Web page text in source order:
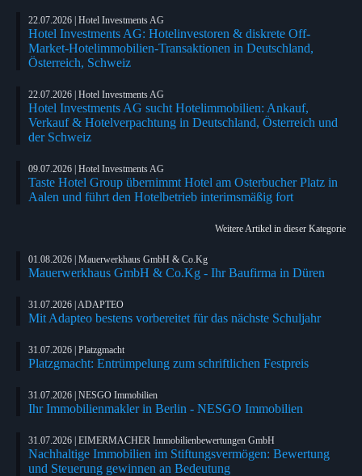
22.07.2026 | Hotel Investments AG
Hotel Investments AG: Hotelinvestoren & diskrete Off-
Market-Hotelimmobilien-Transaktionen in Deutschland,
Österreich, Schweiz
22.07.2026 | Hotel Investments AG
Hotel Investments AG sucht Hotelimmobilien: Ankauf,
Verkauf & Hotelverpachtung in Deutschland, Österreich und
der Schweiz
09.07.2026 | Hotel Investments AG
Taste Hotel Group übernimmt Hotel am Osterbucher Platz in
Aalen und führt den Hotelbetrieb interimsmäßig fort
Weitere Artikel in dieser Kategorie
01.08.2026 | Mauerwerkhaus GmbH & Co.Kg
Mauerwerkhaus GmbH & Co.Kg - Ihr Baufirma in Düren
31.07.2026 | ADAPTEO
Mit Adapteo bestens vorbereitet für das nächste Schuljahr
31.07.2026 | Platzgmacht
Platzgmacht: Entrümpelung zum schriftlichen Festpreis
31.07.2026 | NESGO Immobilien
Ihr Immobilienmakler in Berlin - NESGO Immobilien
31.07.2026 | EIMERMACHER Immobilienbewertungen GmbH
Nachhaltige Immobilien im Stiftungsvermögen: Bewertung
und Steuerung gewinnen an Bedeutung